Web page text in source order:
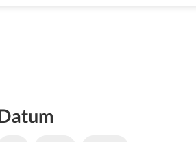
Datum